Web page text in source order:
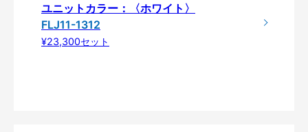
ユニットカラー：〈ホワイト〉
FLJ11-1312
¥23,300セット